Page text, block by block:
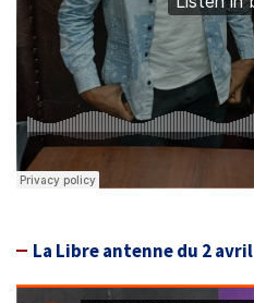
La Libre antenne du 2 avril